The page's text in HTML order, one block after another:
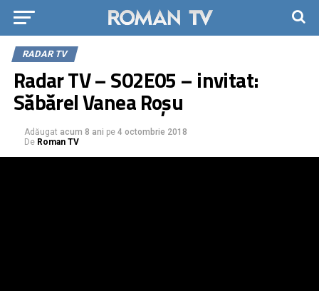
RADAR TV
Radar TV – S02E05 – invitat:
Săbărel Vanea Roșu
Adăugat acum 8 ani pe 4 octombrie 2018
De Roman TV